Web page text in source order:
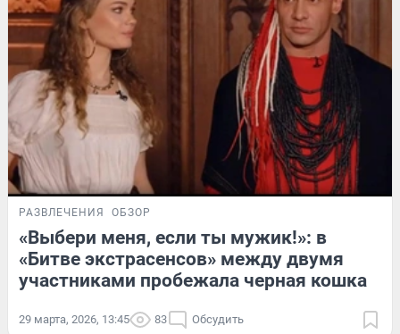
РАЗВЛЕЧЕНИЯ ОБЗОР
«Выбери меня, если ты мужик!»: в
«Битве экстрасенсов» между двумя
участниками пробежала черная кошка
29 марта, 2026, 13:45 83 Обсудить